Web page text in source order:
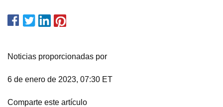
Noticias proporcionadas por
6 de enero de 2023, 07:30 ET
Comparte este artículo